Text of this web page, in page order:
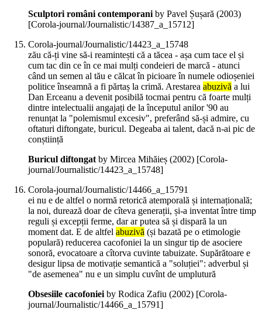
Sculptori români contemporaniby Pavel Șușară (2003)
[Corola-journal/Journalistic/14387_a_15712]
Corola-journal/Journalistic/14423_a_15748
zău că-ți vine să-i reamintești că a tăcea - așa cum tace el și
cum tac din ce în ce mai mulți condeieri de marcă - atunci
când un semen al tău e călcat în picioare în numele odioșeniei
politice înseamnă a fi părtaș la crimă. Arestarea abuzivă a lui
Dan Erceanu a devenit posibilă tocmai pentru că foarte mulți
dintre intelectualii angajați de la începutul anilor '90 au
renunțat la "polemismul excesiv", preferând să-și admire, cu
oftaturi diftongate, buricul. Degeaba ai talent, dacă n-ai pic de
conștiință
Buricul diftongatby Mircea Mihăieș (2002) [Corola-
journal/Journalistic/14423_a_15748]
Corola-journal/Journalistic/14466_a_15791
ei nu e de altfel o normă retorică atemporală și internațională;
la noi, durează doar de cîteva generații, și-a inventat între timp
reguli și excepții ferme, dar ar putea să și dispară la un
moment dat. E de altfel abuzivă (și bazată pe o etimologie
populară) reducerea cacofoniei la un singur tip de asociere
sonoră, evocatoare a cîtorva cuvinte tabuizate. Supărătoare e
desigur lipsa de motivație semantică a "soluției": adverbul și
"de asemenea" nu e un simplu cuvînt de umplutură
Obsesiile cacofonieiby Rodica Zafiu (2002) [Corola-
journal/Journalistic/14466_a_15791]